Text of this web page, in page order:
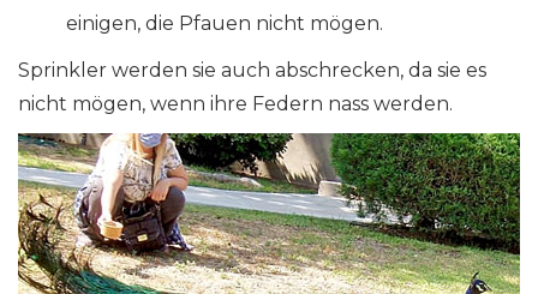
einigen, die Pfauen nicht mögen.
Sprinkler werden sie auch abschrecken, da sie es
nicht mögen, wenn ihre Federn nass werden.